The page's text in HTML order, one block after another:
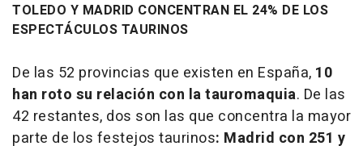
TOLEDO Y MADRID CONCENTRAN EL 24% DE LOS
ESPECTÁCULOS TAURINOS
De las 52 provincias que existen en España, 10
han roto su relación con la tauromaquia. De las
42 restantes, dos son las que concentra la mayor
parte de los festejos taurinos: Madrid con 251 y